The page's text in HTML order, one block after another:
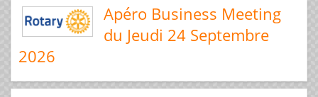
Apéro Business Meeting
du Jeudi 24 Septembre
2026